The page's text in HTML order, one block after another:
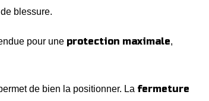
blessure.
pour une protection maximale,
de bien la positionner. La fermeture